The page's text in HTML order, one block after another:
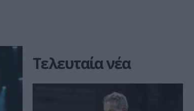
Τελευταία νέα